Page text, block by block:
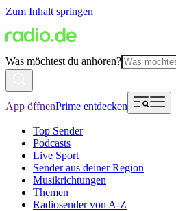
Zum Inhalt springen
Was möchtest du anhören?
App öffnenPrime entdecken
Top Sender
Podcasts
Live Sport
Sender aus deiner Region
Musikrichtungen
Themen
Radiosender von A-Z